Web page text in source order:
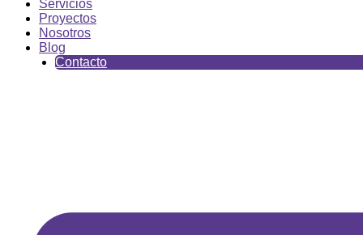
Servicios
Proyectos
Nosotros
Blog
Contacto